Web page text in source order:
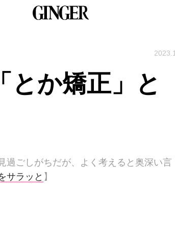
とか矯正」と
過ごしがちだが、よく考えると奥深い言
サラッと 】